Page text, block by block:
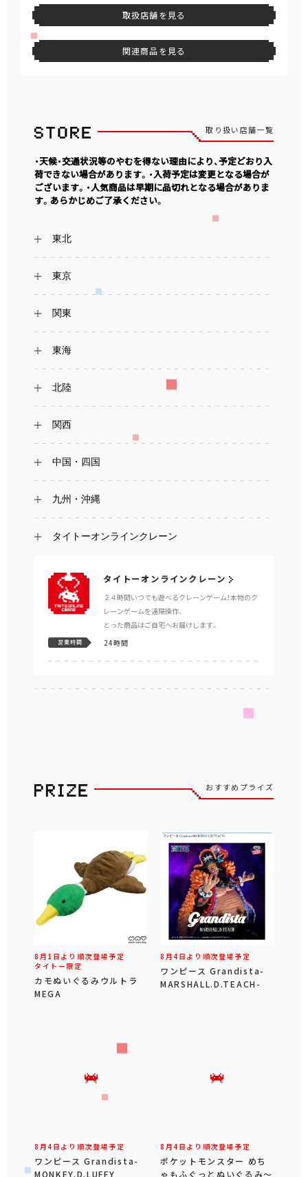
取扱店舗を見る
関連商品を見る
取り扱い店舗一覧
・天候・交通状況等のやむを得ない理由により、予定どおり入
荷できない場合があります。・入荷予定は変更となる場合が
ございます。・人気商品は早期に品切れとなる場合がありま
す。あらかじめご了承ください。
東北
東京
関東
東海
北陸
関西
中国・四国
九州・沖縄
タイトーオンラインクレーン
タイトーオンラインクレーン
２４時間いつでも遊べるクレーンゲーム！本物のク
レーンゲームを遠隔操作。
とった商品はご自宅へお届けします。
営業時間 24時間
おすすめプライズ
8月1日より順次登場予定
タイトー限定
カモぬいぐるみウルトラ
MEGA
8月4日より順次登場予定
ワンピース Grandista-
MARSHALL.D.TEACH-
8月4日より順次登場予定
ワンピース Grandista-
MONKEY.D.LUFFY
8月4日より順次登場予定
ポケットモンスター めち
ゃもふぐっとぬいぐるみ～